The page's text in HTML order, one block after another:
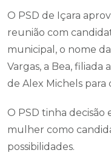
O PSD de Içara
reunião com
municipal, o nome
Vargas, a Bea, filiada
de Alex Michels
O PSD tinha
mulher como
possibilidades.